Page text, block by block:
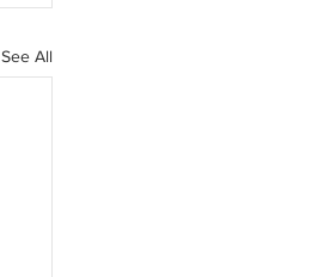
See All